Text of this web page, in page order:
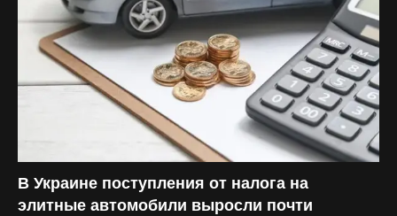
В Украине поступления от налога на
элитные автомобили выросли почти